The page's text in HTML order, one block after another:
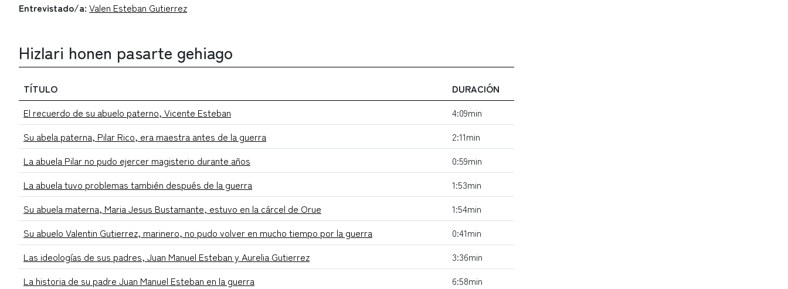
Entrevistado/a: Valen Esteban Gutierrez
Hizlari honen pasarte gehiago
TÍTULO
DURACIÓN
El recuerdo de su abuelo paterno, Vicente Esteban
4:09min
Su abela paterna, Pilar Rico, era maestra antes de la guerra
2:11min
La abuela Pilar no pudo ejercer magisterio durante años
0:59min
La abuela tuvo problemas también después de la guerra
1:53min
Su abuela materna, Maria Jesus Bustamante, estuvo en la cárcel de Orue
1:54min
Su abuelo Valentin Gutierrez, marinero, no pudo volver en mucho tiempo por la guerra
0:41min
Las ideologías de sus padres, Juan Manuel Esteban y Aurelia Gutierrez
3:36min
La historia de su padre Juan Manuel Esteban en la guerra
6:58min